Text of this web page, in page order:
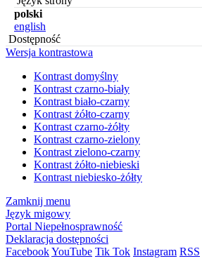
polski
english
Dostępność
Wersja kontrastowa
Kontrast domyślny
Kontrast czarno-biały
Kontrast biało-czarny
Kontrast żółto-czarny
Kontrast czarno-żółty
Kontrast czarno-zielony
Kontrast zielono-czarny
Kontrast żółto-niebieski
Kontrast niebiesko-żółty
Zamknij menu
Język migowy
Portal Niepełnosprawność
Deklaracja dostępności
FacebookYouTube Tik Tok Instagram RSS